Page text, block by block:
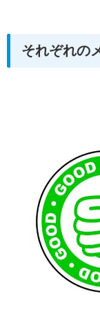
それぞれの